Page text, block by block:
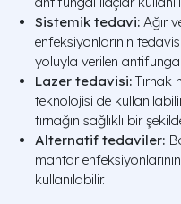
Sistemik tedavi: Ağır
enfeksiyonlarının
yoluyla verilen antifungal
Lazer tedavisi: Tırnak
teknolojisi de
tırnağın sağlıklı bir
Alternatif tedaviler:
mantar
kullanılabilir.